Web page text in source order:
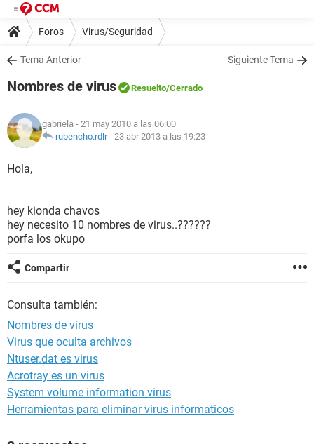
Foros Virus/Seguridad
Tema Anterior Siguiente Tema
Nombres de virus Resuelto/Cerrado
gabriela - 21 may 2010 a las 06:00
rubencho.rdlr- 23 abr 2013 a las 19:23
Hola,
hey kionda chavos
hey necesito 10 nombres de virus..??????
porfa los okupo
Compartir
Consulta también:
Nombres de virus
Virus que oculta archivos
Ntuser.dat es virus
Acrotray es un virus
System volume information virus
Herramientas para eliminar virus informaticos